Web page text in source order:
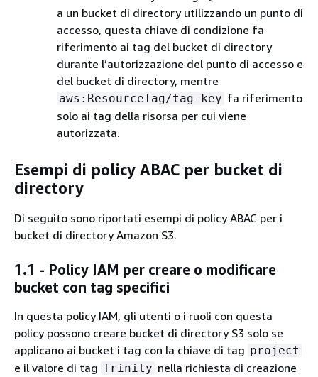
a un bucket di directory utilizzando un punto di
accesso, questa chiave di condizione fa
riferimento ai tag del bucket di directory
durante l’autorizzazione del punto di accesso e
del bucket di directory, mentre
aws:ResourceTag/tag-key fa riferimento
solo ai tag della risorsa per cui viene
autorizzata.
Esempi di policy ABAC per bucket di
directory
Di seguito sono riportati esempi di policy ABAC per i
bucket di directory Amazon S3.
1.1 - Policy IAM per creare o modificare
bucket con tag specifici
In questa policy IAM, gli utenti o i ruoli con questa
policy possono creare bucket di directory S3 solo se
applicano ai bucket i tag con la chiave di tag project
e il valore di tag Trinity nella richiesta di creazione